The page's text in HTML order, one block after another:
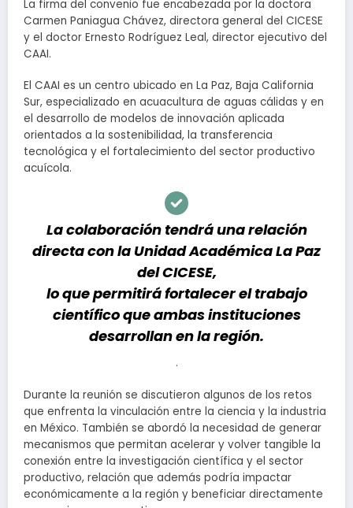
La firma del convenio fue encabezada por la doctora
Carmen Paniagua Chávez, directora general del CICESE
y el doctor Ernesto Rodríguez Leal, director ejecutivo del
CAAI.
El CAAI es un centro ubicado en La Paz, Baja California
Sur, especializado en acuacultura de aguas cálidas y en
el desarrollo de modelos de innovación aplicada
orientados a la sostenibilidad, la transferencia
tecnológica y el fortalecimiento del sector productivo
acuícola.
La colaboración tendrá una relación
directa con la Unidad Académica La Paz
del CICESE,
lo que permitirá fortalecer el trabajo
científico que ambas instituciones
desarrollan en la región.
.
Durante la reunión se discutieron algunos de los retos
que enfrenta la vinculación entre la ciencia y la industria
en México. También se abordó la necesidad de generar
mecanismos que permitan acelerar y volver tangible la
conexión entre la investigación científica y el sector
productivo, relación que además podría impactar
económicamente a la región y beneficiar directamente